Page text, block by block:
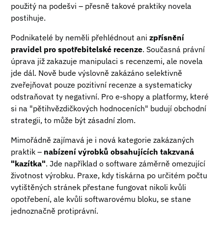
použitý na podešvi – přesně takové praktiky novela
postihuje.
Podnikatelé by neměli přehlédnout anizpřísnění
pravidel pro spotřebitelské recenze. Současná právní
úprava již zakazuje manipulaci s recenzemi, ale novela
jde dál. Nově bude výslovně zakázáno selektivně
zveřejňovat pouze pozitivní recenze a systematicky
odstraňovat ty negativní. Pro e-shopy a platformy, které
si na "pětihvězdičkových hodnoceních" budují obchodní
strategii, to může být zásadní zlom.
Mimořádně zajímavá je i nová kategorie zakázaných
praktik – nabízení výrobků obsahujících takzvaná
"kazítka". Jde například o software záměrně omezující
životnost výrobku. Praxe, kdy tiskárna po určitém počtu
vytištěných stránek přestane fungovat nikoli kvůli
opotřebení, ale kvůli softwarovému bloku, se stane
jednoznačně protiprávní.